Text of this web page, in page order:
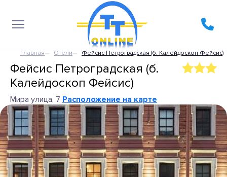
Главная Отели Фейсис Петроградская (б. Калейдоскоп Фейсис)
Фейсис Петроградская (б.
Калейдоскоп Фейсис)
Мира улица, 7 Расположение на карте